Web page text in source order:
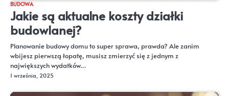
BUDOWA
Jakie są aktualne koszty działki
budowlanej?
Planowanie budowy domu to super sprawa, prawda? Ale zanim
wbijesz pierwszą łopatę, musisz zmierzyć się z jednym z
największych wydatków…
1 września, 2025